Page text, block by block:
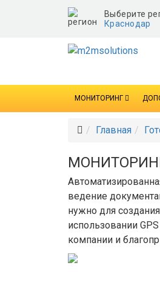
Выберите
Краснодар
МОНИТОРИНГ
Главная
ведение
нужно для
использовании
компании и